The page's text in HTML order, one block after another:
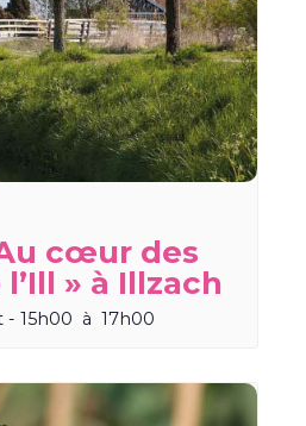
cœur des
» à Illzach
- 15h00 à 17h00